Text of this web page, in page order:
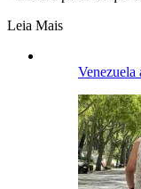
Leia Mais
Venezuela